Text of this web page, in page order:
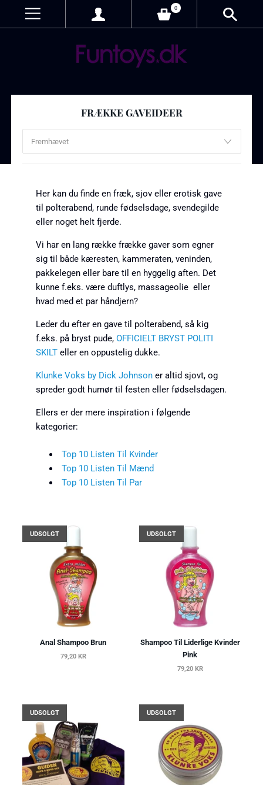
0
FRÆKKE GAVEIDEER
Her kan du finde en fræk, sjov eller erotisk gave
til polterabend, runde fødselsdage, svendegilde
eller noget helt fjerde.
Vi har en lang række frække gaver som egner
sig til både kæresten, kammeraten, veninden,
pakkelegen eller bare til en hyggelig aften. Det
kunne f.eks. være duftlys, massageolie eller
hvad med et par håndjern?
Leder du efter en gave til polterabend, så kig
f.eks. på bryst pude, OFFICIELT BRYST POLITI
SKILTeller en oppustelig dukke.
Klunke Voks by Dick Johnsoner altid sjovt, og
spreder godt humør til festen eller fødselsdagen.
Ellers er der mere inspiration i følgende
kategorier:
Top 10 Listen Til Kvinder
Top 10 Listen Til Mænd
Top 10 Listen Til Par
UDSOLGT
Anal Shampoo Brun
79,20 KR
UDSOLGT
Shampoo Til Liderlige Kvinder
Pink
79,20 KR
UDSOLGT UDSOLGT